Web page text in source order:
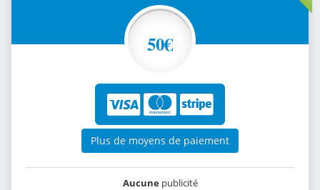
50€
Plus de moyens de paiement
Aucunepublicité